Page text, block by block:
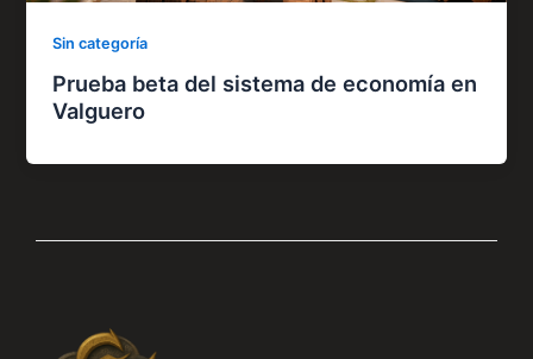
Sin categoría
Prueba beta del sistema de economía en
Valguero